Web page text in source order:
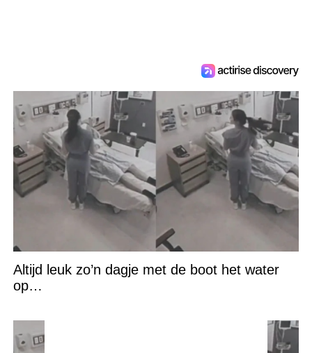
Altijd leuk zo’n dagje met de boot het water
op…